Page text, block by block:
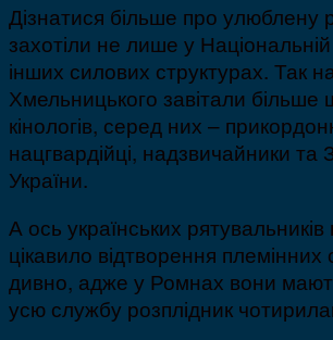
Дізнатися більше про улюблену
захотіли не лише у Національній
інших силових структурах. Так
Хмельницького завітали більше
кінологів, серед них –
нацгвардійці, надзвичайники та
України.
А ось українських
цікавило відтворення племінних
дивно, адже у Ромнах вони
усю службу розплідник